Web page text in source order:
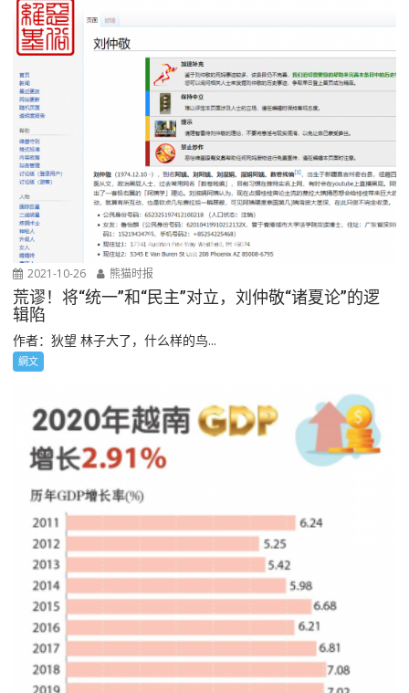
2021-10-26 熊猫时报
荒谬！将“统一”和“民主”对立，刘仲敬“诸夏论”的逻
辑陷
作者：狄望 林子大了，什么样的鸟...
網文